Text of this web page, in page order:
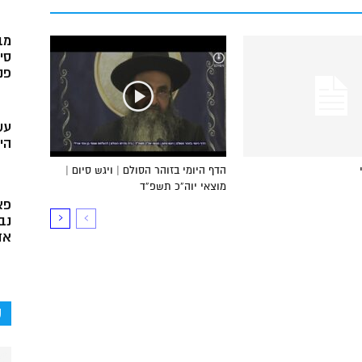
הדף היומי בזוהר הסולם | ויגש סיום |
מוצאי יוה”כ תשפ”ד